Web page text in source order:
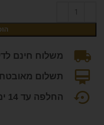
משלוח חינם לדלת
תשלום מאובטח
החלפה עד 14 ימי עסקים